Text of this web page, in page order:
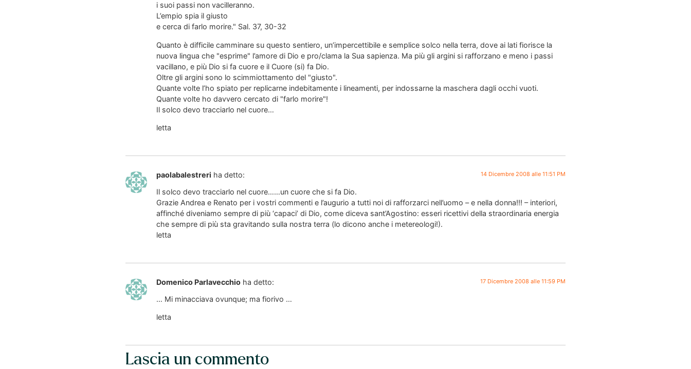
i suoi passi non vacilleranno.
L’empio spia il giusto
e cerca di farlo morire." Sal. 37, 30-32
Quanto è difficile camminare su questo sentiero, un’impercettibile e semplice solco nella terra, dove ai lati fiorisce la
nuova lingua che "esprime" l’amore di Dio e pro/clama la Sua sapienza. Ma più gli argini si rafforzano e meno i passi
vacillano, e più Dio si fa cuore e il Cuore (si) fa Dio.
Oltre gli argini sono lo scimmiottamento del "giusto".
Quante volte l’ho spiato per replicarne indebitamente i lineamenti, per indossarne la maschera dagli occhi vuoti.
Quante volte ho davvero cercato di "farlo morire"!
Il solco devo tracciarlo nel cuore…
letta
paolabalestreri ha detto: 14 Dicembre 2008 alle 11:51 PM
Il solco devo tracciarlo nel cuore……un cuore che si fa Dio.
Grazie Andrea e Renato per i vostri commenti e l’augurio a tutti noi di rafforzarci nell’uomo – e nella donna!!! – interiori,
affinché diveniamo sempre di più ‘capaci’ di Dio, come diceva sant’Agostino: esseri ricettivi della straordinaria energia
che sempre di più sta gravitando sulla nostra terra (lo dicono anche i metereologi!).
letta
Domenico Parlavecchio ha detto: 17 Dicembre 2008 alle 11:59 PM
… Mi minacciava ovunque; ma fiorivo …
letta
Lascia un commento